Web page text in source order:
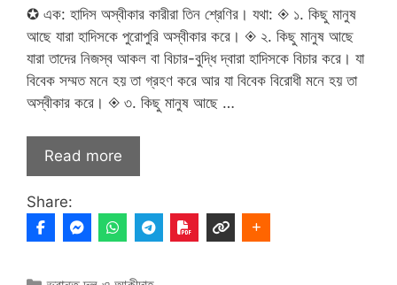
✪ এক: হাদিস অস্বীকার কারীরা তিন শ্রেণির। যথা: ◈ ১. কিছু মানুষ
আছে যারা হাদিসকে পুরোপুরি অস্বীকার করে। ◈ ২. কিছু মানুষ আছে
যারা তাদের নিজস্ব আকল বা বিচার-বুদ্ধি দ্বারা হাদিসকে বিচার করে। যা
বিবেক সম্মত মনে হয় তা গ্রহণ করে আর যা বিবেক বিরোধী মনে হয় তা
অস্বীকার করে। ◈ ৩. কিছু মানুষ আছে …
Read more
Share:
Categories